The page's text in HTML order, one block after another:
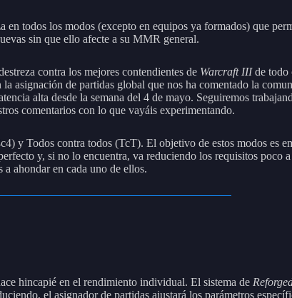
todos los modos (excepto en equipos ya formados) que
sin que ello afecte a su MMR general.
contra los mejores contendientes de Warcraft IIIde todo
asignación de partidas global que nos ha comentado la
alta desde la semana del 4 de mayo. Seguiremos
comentarios con lo que vayáis experimentando.
y Todos contra todos (TcT). El objetivo de estos modos es
y, si no lo encuentra, va reduciendo los requisitos poco
ahondar en cada uno de ellos.
hincapié en el rendimiento individual. El sistema de
el asignador de partidas ajustará los parámetros